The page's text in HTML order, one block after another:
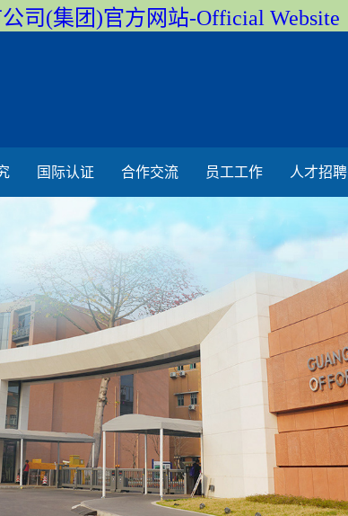
司(集团)官方网站-Official Website
国际认证 合作交流 员工工作 人才招聘